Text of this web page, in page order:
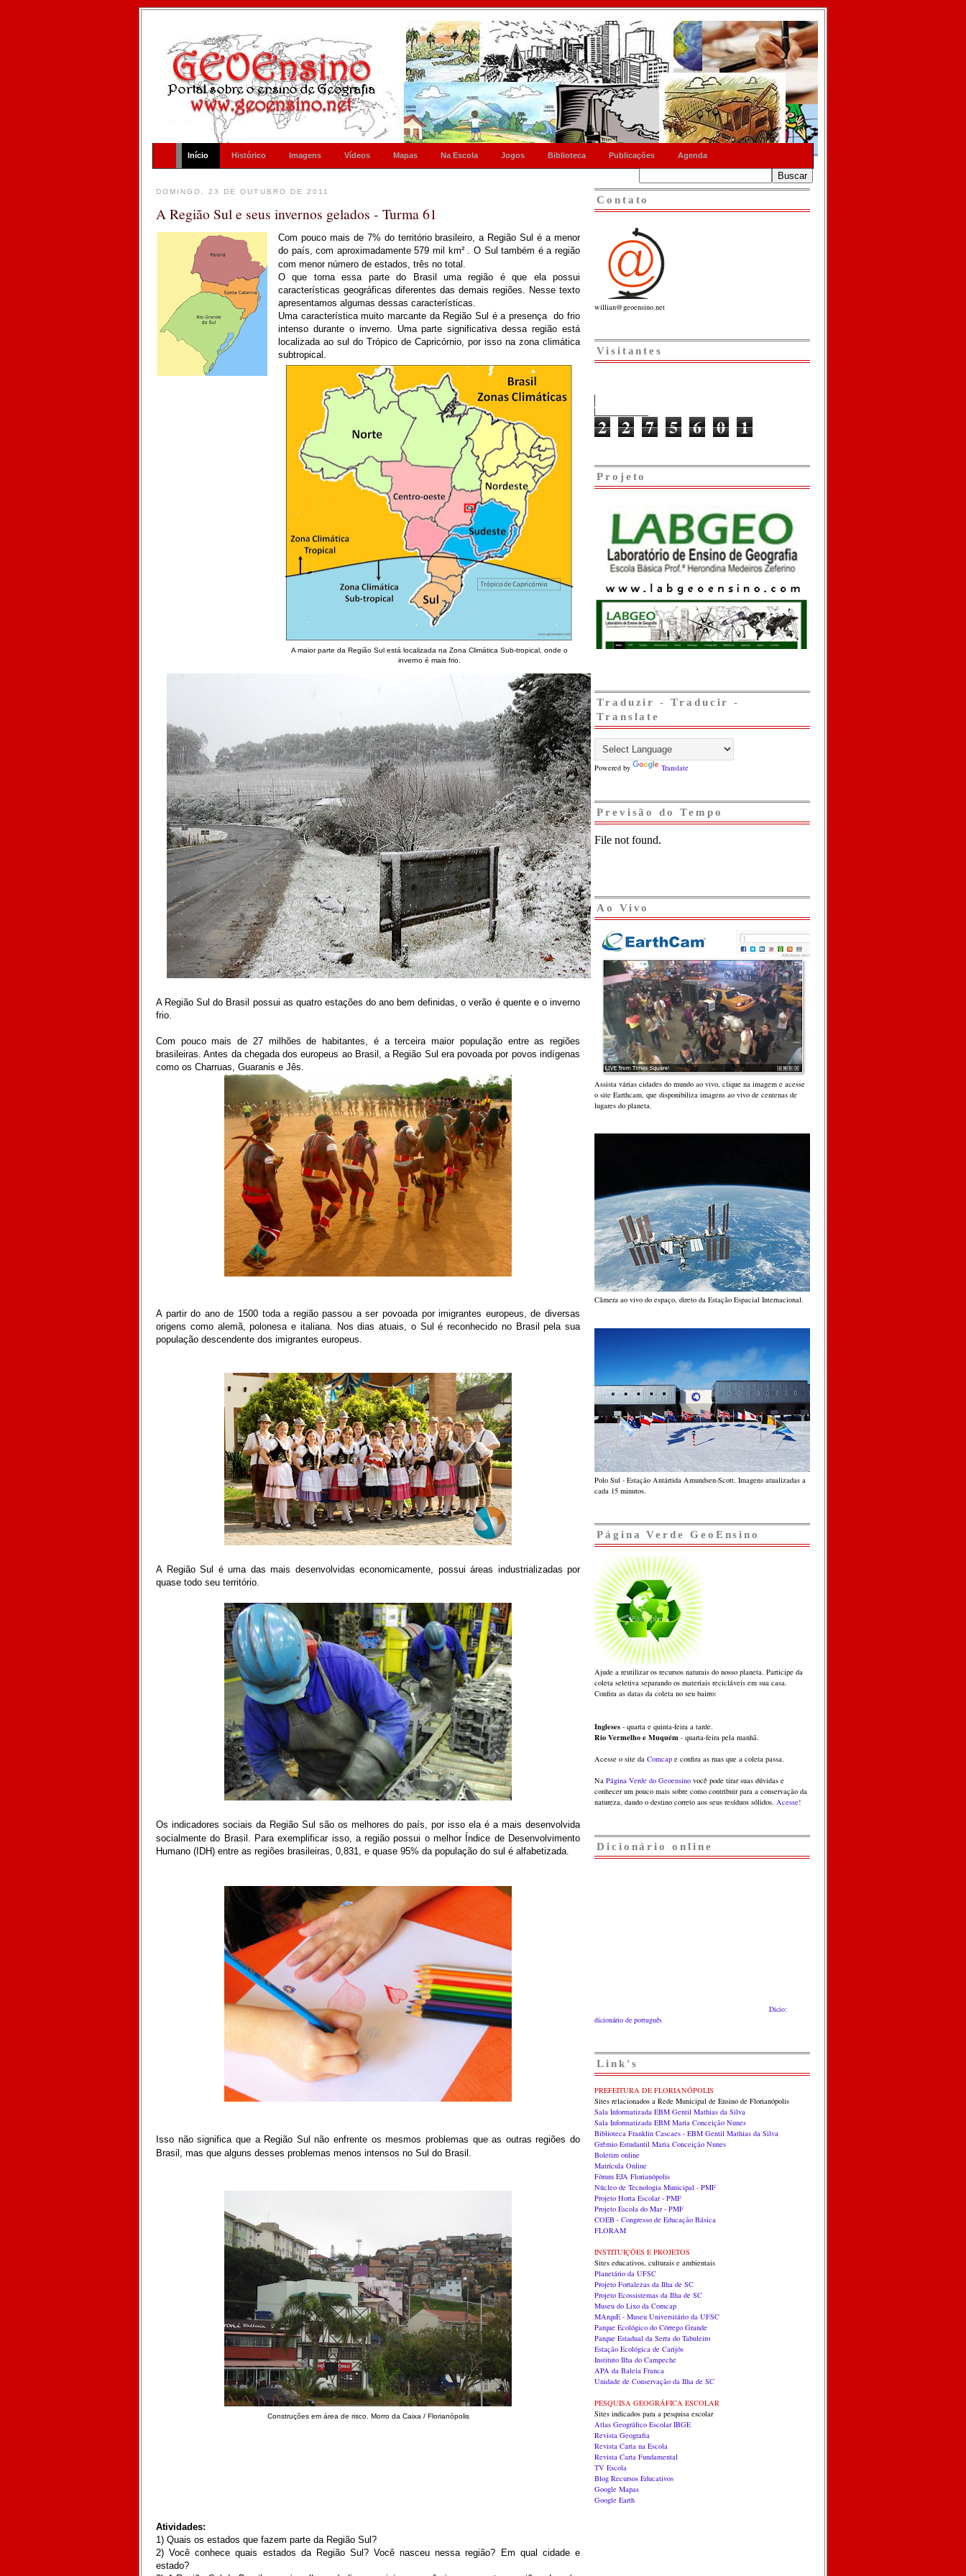
Início Histórico Imagens Vídeos Mapas Na Escola Jogos Biblioteca Publicações Agenda
DOMINGO, 23 DE OUTUBRO DE 2011
A Região Sul e seus invernos gelados - Turma 61
Com pouco mais de 7% do território brasileiro, a Região Sul é a menor
do país, com aproximadamente579 mil km²
O Sul também é a região
com menor número de estados, três no total.
O que torna essa parte do Brasil uma região é que ela possui
características geográficas diferentes das demais regiões. Nesse texto
apresentamos algumas dessas características.
Uma característica muito marcante da Região Sul é a presença do frio
intenso durante o inverno. Uma parte significativa dessa região está
localizada ao sul do Trópico de Capricórnio, por isso na zona climática
subtropical.
A maior parte da Região Sul está localizada na Zona Climática Sub-tropical, onde o
inverno é mais frio.
A Região Sul do Brasil possui as quatro estações do ano bem definidas, o verão é quente e o inverno
frio.
Com pouco mais de 27 milhões de habitantes, éa terceira maior população entre as regiões
brasileiras. Antes da chegada dos europeus ao Brasil, aRegião Sul era povoada por povos indígenas
como os Charruas, Guaranis e Jês.
A partir do ano de 1500 toda a região passou a ser povoada por imigrantes europeus, de diversas
origens como alemã, polonesa e italiana. Nos dias atuais, o Sul é reconhecido no Brasil pela sua
população descendente dos imigrantes europeus.
A Região Sul é uma das mais desenvolvidas economicamente, possui áreas industrializadas por
quase todo seu território.
Os indicadores sociais da Região Sul são os melhores do país, por isso ela é a mais desenvolvida
socialmente do Brasil. Para exemplificar isso, a região possui o melhor Índice de Desenvolvimento
Humano (IDH) entre as regiões brasileiras, 0,831, e quase 95% da população do sul é alfabetizada.
Isso não significa que a Região Sul não enfrente os mesmos problemas que as outras regiões do
Brasil, mas que alguns desses problemas menos intensos no Sul do Brasil.
Construções em área de risco. Morro da Caixa / Florianópolis
Atividades:
1) Quais os estados que fazem parte da Região Sul?
2) Você conhece quais estados da Região Sul? Você nasceu nessa região? Em qual cidade e
estado?
Contato
willian@geoensino.net
Visitantes
2 2 7 5 6 0 1
Projeto
Traduzir - Traducir -
Translate
Powered by Translate
Previsão do Tempo
Ao Vivo
Assista várias cidades do mundo ao vivo, clique na imagem e acesse
o site Earthcam, que disponibiliza imagens ao vivo de centenas de
lugares do planeta.
Câmera ao vivo do espaço, direto da Estação Espacial Internacional.
Polo Sul - Estação Antártida Amundsen-Scott. Imagens atualizadas a
cada 15 minutos.
Página Verde GeoEnsino
Ajude a reutilizar os recursos naturais do nosso planeta. Participe da
coleta seletiva separando os materiais recicláveis em sua casa.
Confira as datas da coleta no seu bairro:
Ingleses - quarta e quinta-feira a tarde.
Rio Vermelho e Muquém - quarta-feira pela manhã.
Acesse o site da Comcap e confira as ruas que a coleta passa.
Na Página Verde do Geoensino você pode tirar suas dúvidas e
conhecer um pouco mais sobre como contribuir para a conservação da
natureza, dando o destino correto aos seus resíduos sólidos. Acesse!
Dicionário online
Dicio:
dicionário de português
Link's
PREFEITURA DE FLORIANÓPOLIS
Sites relacionados a Rede Municipal de Ensino de Florianópolis
Sala Informatizada EBM Gentil Mathias da Silva
Sala Informatizada EBM Maria Conceição Nunes
Biblioteca Franklin Cascaes - EBM Gentil Mathias da Silva
Grêmio Estudantil Maria Conceição Nunes
Boletim online
Matrícula Online
Fórum EJA Florianópolis
Núcleo de Tecnologia Municipal - PMF
Projeto Horta Escolar - PMF
Projeto Escola do Mar - PMF
COEB - Congresso de Educação Básica
FLORAM
INSTITUIÇÕES E PROJETOS
Sites educativos, culturais e ambientais
Planetário da UFSC
Projeto Fortalezas da Ilha de SC
Projeto Ecossistemas da Ilha de SC
Museu do Lixo da Comcap
MArquE - Museu Universitário da UFSC
Parque Ecológico do Córrego Grande
Parque Estadual da Serra do Tabuleiro
Estação Ecológica de Carijós
Instituto Ilha do Campeche
APA da Baleia Franca
Unidade de Conservação da Ilha de SC
PESQUISA GEOGRÁFICA ESCOLAR
Sites indicados para a pesquisa escolar
Atlas Geográfico Escolar IBGE
Revista Geografia
Revista Carta na Escola
Revista Carta Fundamental
TV Escola
Blog Recursos Educativos
Google Mapas
Google Earth